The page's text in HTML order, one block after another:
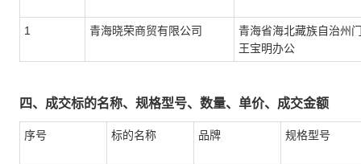
1 青海晓荣商贸有限公司
青海省海北藏族自治州
王宝明办公
四、成交标的名称、规格型号、数量、单价、成交金额
序号 标的名称 品牌 规格型号